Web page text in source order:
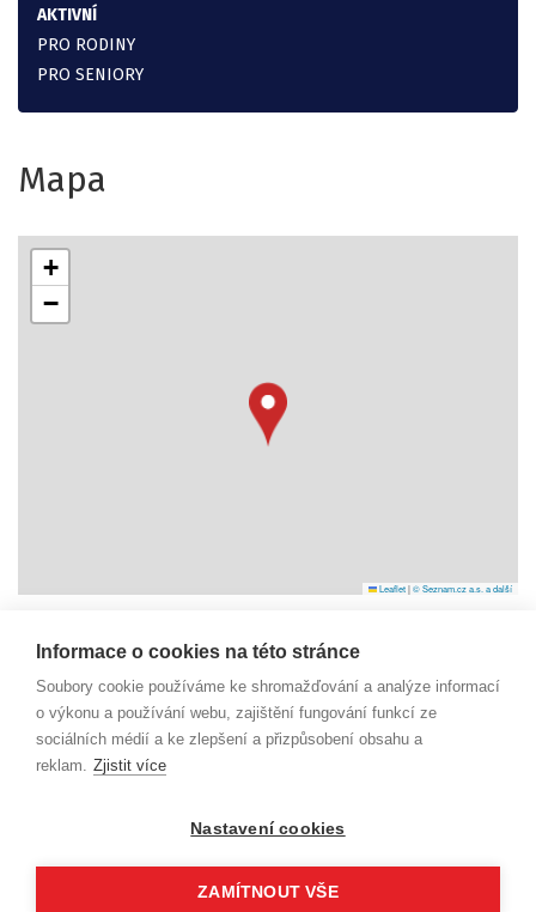
AKTIVNÍ
PRO RODINY
PRO SENIORY
Mapa
+
−
Leaflet|© Seznam.cz a.s. a další
738 01 Frýdek-Místek
IČO: 29392055
PŘIHLÁŠENÍ DO SYSTÉMU
Informace o cookies na této stránce
Soubory cookie používáme ke shromažďování a analýze informací
o výkonu a používání webu, zajištění fungování funkcí ze
sociálních médií a ke zlepšení a přizpůsobení obsahu a
reklam. Zjistit více
Nastavení cookies
ZAMÍTNOUT VŠE